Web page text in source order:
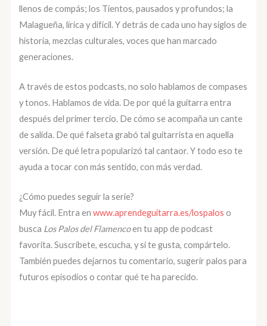
llenos de compás; los Tientos, pausados y profundos; la
Malagueña, lírica y difícil. Y detrás de cada uno hay siglos de
historia, mezclas culturales, voces que han marcado
generaciones.
A través de estos podcasts, no solo hablamos de compases
y tonos. Hablamos de vida. De por qué la guitarra entra
después del primer tercio. De cómo se acompaña un cante
de salida. De qué falseta grabó tal guitarrista en aquella
versión. De qué letra popularizó tal cantaor. Y todo eso te
ayuda a tocar con más sentido, con más verdad.
¿Cómo puedes seguir la serie?
Muy fácil. Entra enwww.aprendeguitarra.es/lospalos o
busca Los Palos del Flamencoen tu app de podcast
favorita. Suscríbete, escucha, y si te gusta, compártelo.
También puedes dejarnos tu comentario, sugerir palos para
futuros episodios o contar qué te ha parecido.